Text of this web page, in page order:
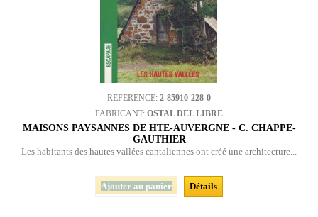
REFERENCE: 2-85910-228-0
FABRICANT: OSTAL DEL LIBRE
MAISONS PAYSANNES DE HTE-AUVERGNE - C. CHAPPE-
GAUTHIER
Les habitants des hautes vallées cantaliennes ont créé une architecture...
Ajouter au panier Détails